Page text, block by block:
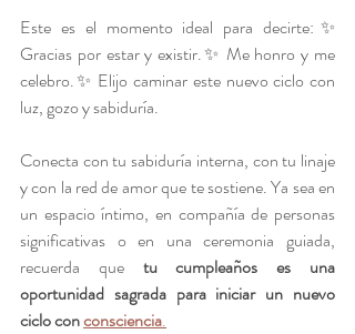
Este es el momento ideal para decirte:✨
Gracias por estar y existir.✨ Me honro y me
celebro.✨ Elijo caminar este nuevo ciclo con
luz, gozo y sabiduría.
Conecta con tu sabiduría interna, con tu linaje
y con la red de amor que te sostiene. Ya sea en
un espacio íntimo, en compañía de personas
significativas o en una ceremonia guiada,
recuerda que tu cumpleaños es una
oportunidad sagrada para iniciar un nuevo
ciclo con consciencia.